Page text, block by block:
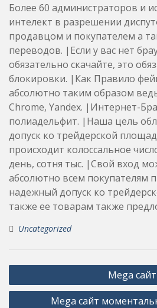
Более 60 администраторов и
интелект в разрешении
продавцом и покупателем а
переводов. |Если у вас нет
обязательно скачайте, это
блокировки. |Как Правило
абсолютно таким образом
Chrome, Yandex. |Интернет-
полиадельфит. |Наша цель
допуск ко трейдерской
происходит колоссальное
день, сотня тыс. |Свой вход
абсолютно всем покупателям
надежный допуск ко
также ее товарам также
Uncategorized
Post
navigation
Mega сайт
Mega сайт